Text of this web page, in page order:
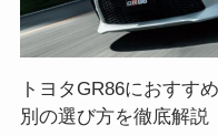
トヨタGR86におすす
別の選び方を徹底解説